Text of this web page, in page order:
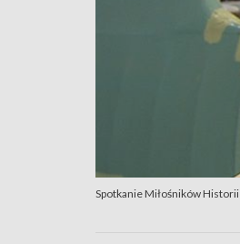
Spotkanie Miłośników Historii